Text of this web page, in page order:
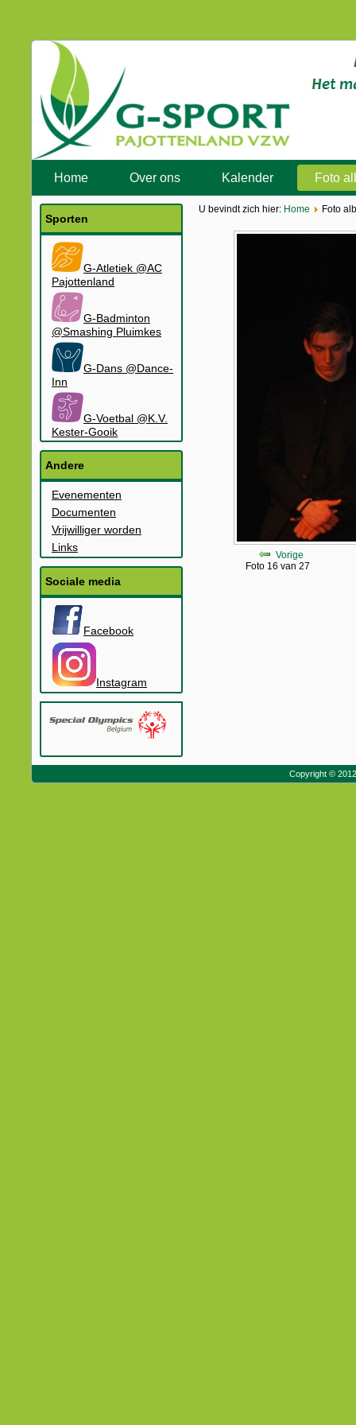
Home Over ons Kalender Foto
Sporten
G-Atletiek @AC
Pajottenland
G-Badminton
@Smashing Pluimkes
G-Dans @Dance-
Inn
G-Voetbal @K.V.
Kester-Gooik
Andere
Evenementen
Documenten
Vrijwilliger worden
Links
Sociale media
Facebook
Instagram
U bevindt zich hier: Home Foto
Vorige
Foto 16 van 27
Copyright ©